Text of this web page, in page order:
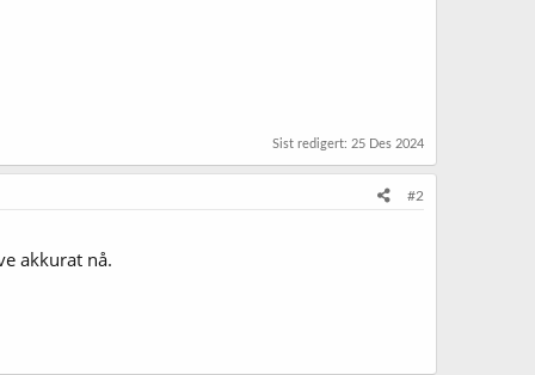
Sist redigert: 25 Des 2024
#2
akkurat nå.